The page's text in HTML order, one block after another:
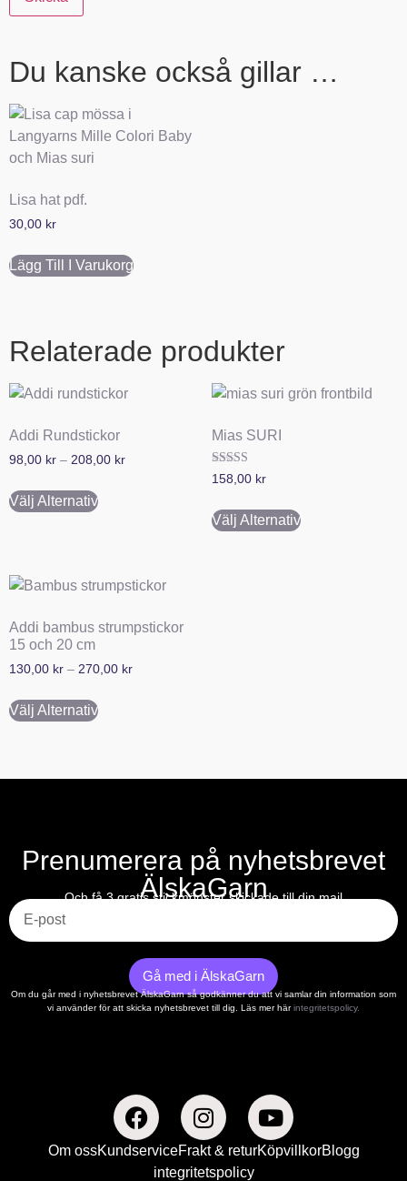
Du kanske också gillar …
Lisa hat pdf.
30,00 kr
Lägg Till I Varukorg
Relaterade produkter
Addi Rundstickor
98,00 kr – 208,00 kr
Välj Alternativ
Mias SURI
Betygsatt
158,00 kr
Välj Alternativ
Addi bambus strumpstickor
15 och 20 cm
130,00 kr – 270,00 kr
Välj Alternativ
Prenumerera på nyhetsbrevet
ÄlskaGarn
Och få 3 gratis stickmönster skickade till din mail
Gå med i ÄlskaGarn
Om du går med i nyhetsbrevet ÄlskaGarn så godkänner du att vi samlar din information som
vi använder för att skicka nyhetsbrevet till dig. Läs mer härintegritetspolicy.
Om ossKundserviceFrakt & returKöpvillkorBlogg
integritetspolicy